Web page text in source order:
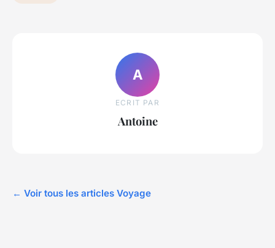
A
ECRIT PAR
Antoine
← Voir tous les articles Voyage